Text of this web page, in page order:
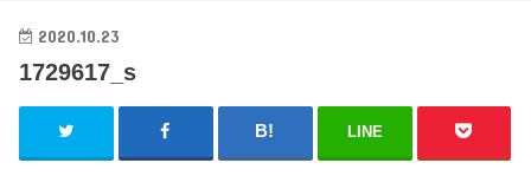
2020.10.23
1729617_s
LINE